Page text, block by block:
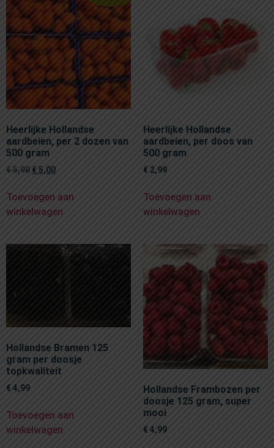
Heerlijke Hollandse
aardbeien, per 2 dozen van
500 gram
€5,98 € 5,00
Toevoegen aan
winkelwagen
Heerlijke Hollandse
aardbeien, per doos van
500 gram
€ 2,99
Toevoegen aan
winkelwagen
Hollandse Bramen 125
gram per doosje
topkwaliteit
€ 4,99
Toevoegen aan
winkelwagen
Hollandse Frambozen per
doosje 125 gram, super
mooi
€ 4,99